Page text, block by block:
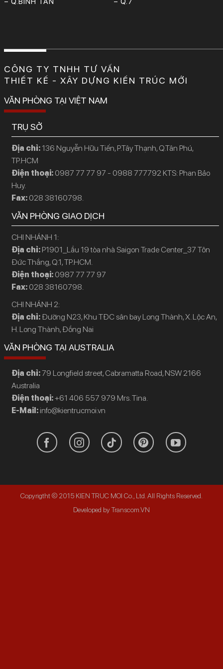
CÔNG TY TNHH TƯ VẤN
THIẾT KẾ - XÂY DỰNG KIẾN TRÚC MỚI
VĂN PHÒNG TẠI VIỆT NAM
TRỤ SỞ
Địa chỉ: 136 Nguyễn Hữu Tiến, P.Tây Thạnh, Q.Tân Phú,
TP.HCM
Điện thoại: 0987 77 77 97 - 0988 777792 KTS: Phan Bảo
Huy.
Fax: 028 38160798.
VĂN PHÒNG GIAO DỊCH
CHI NHÁNH 1:
Địa chỉ: P1901_Lầu 19 tòa nhà Saigon Trade Center_37 Tôn
Đức Thắng, Q.1, TP.HCM.
Điện thoại: 0987 77 77 97
Fax: 028 38160798.
CHI NHÁNH 2:
Địa chỉ:Đường N23, Khu TĐC sân bay Long Thành, X. Lộc An,
H. Long Thành, Đồng Nai
VĂN PHÒNG TẠI AUSTRALIA
Địa chỉ:79 Longfield street, Cabramatta Road, NSW 2166
Australia
Điện thoại:+61 406 557 979 Mrs. Tina.
E-Mail: info@kientrucmoi.vn
Developed by Transcom.VN
Copyrigtht © 2015 KIEN TRUC MOI Co., Ltd. All Rights Reserved.